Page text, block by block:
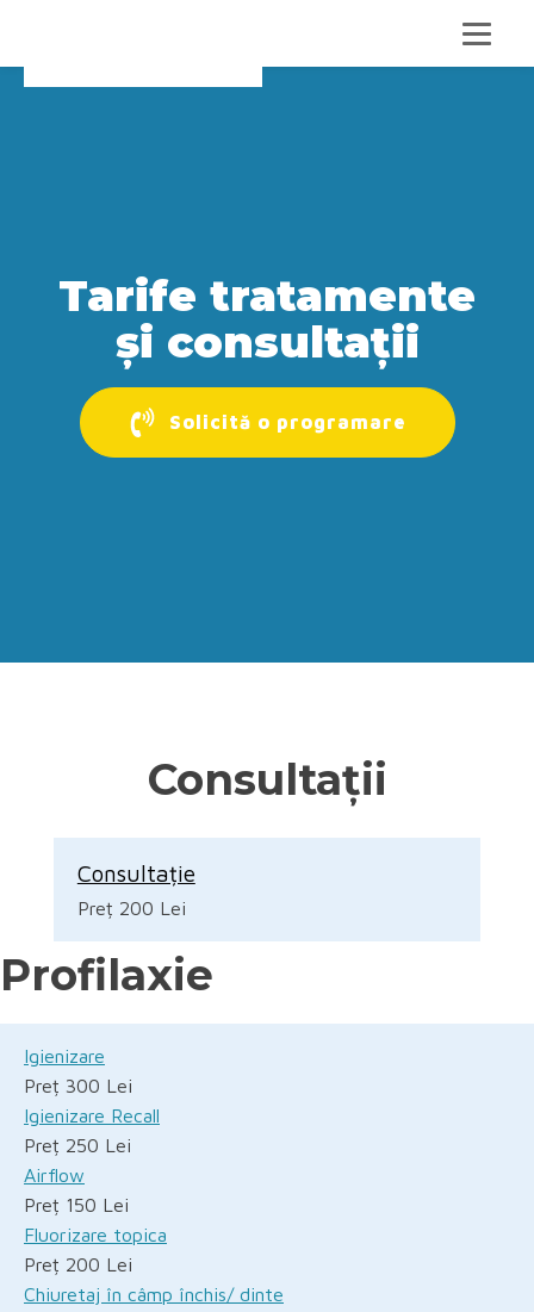
Tarife tratamente
și consultații
Solicită o programare
Consultații
Consultație
Preț 200 Lei
Profilaxie
Igienizare
Preț 300 Lei
Igienizare Recall
Preț 250 Lei
Airflow
Preț 150 Lei
Fluorizare topica
Preț 200 Lei
Chiuretaj în câmp închis/ dinte